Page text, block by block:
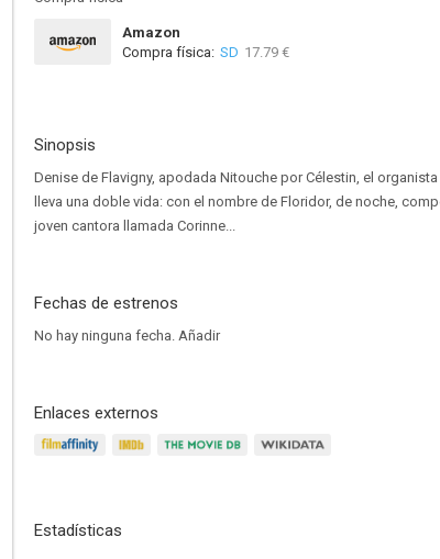
Amazon
Compra física: SD 17.79 €
Sinopsis
Denise de Flavigny, apodada Nitouche por Célestin, el
lleva una doble vida: con el nombre de Floridor, de noche,
joven cantora llamada Corinne...
Fechas de estrenos
No hay ninguna fecha. Añadir
Enlaces externos
Estadísticas